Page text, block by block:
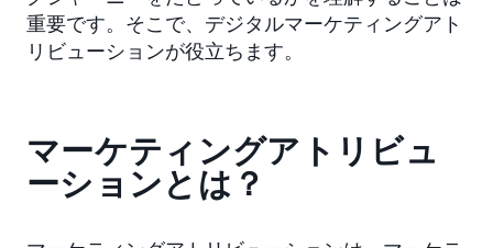
重要です。そこで、デジタルマーケティングアト
リビューションが役立ちます。
マーケティングアトリビュ
ーションとは？